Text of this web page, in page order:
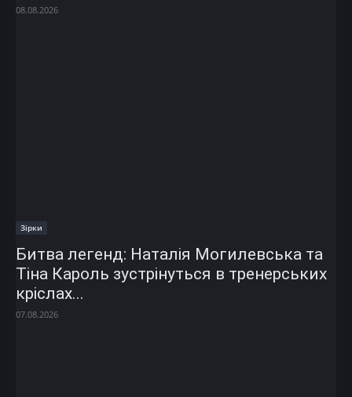
08.08.2026
Зірки
Битва легенд: Наталія Могилевська та
Тіна Кароль зустрінуться в тренерських
кріслах...
07.08.2026